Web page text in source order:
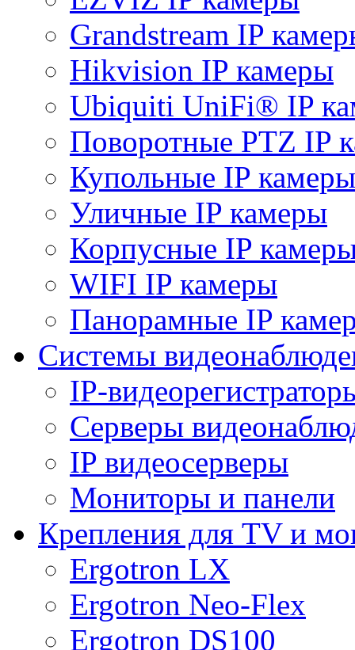
Grandstream IP
Hikvision IP камеры
Ubiquiti UniFi® IP
Поворотные PTZ IP
Купольные IP камеры
Уличные IP камеры
Корпусные IP
WIFI IP камеры
Панорамные IP
Системы
IP-
Серверы
IP видеосерверы
Мониторы и панели
Крепления для TV и
Ergotron LX
Ergotron Neo-Flex
Ergotron DS100